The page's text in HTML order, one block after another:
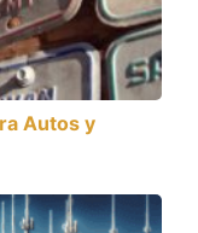
Autos y